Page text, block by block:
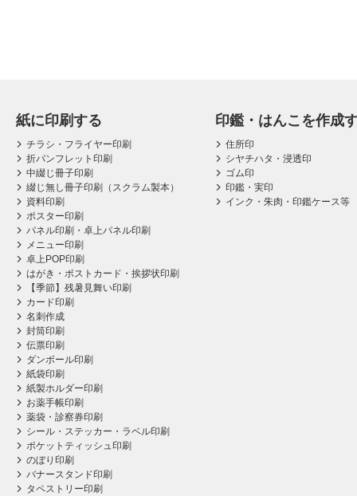
紙に印刷する
チラシ・フライヤー印刷
折パンフレット印刷
中綴じ冊子印刷
綴じ無し冊子印刷（スクラム製本）
資料印刷
ポスター印刷
パネル印刷・卓上パネル印刷
メニュー印刷
卓上POP印刷
はがき・ポストカード・挨拶状印刷
【季節】残暑見舞い印刷
カード印刷
名刺作成
封筒印刷
伝票印刷
ダンボール印刷
紙袋印刷
紙製ホルダー印刷
お薬手帳印刷
薬袋・診察券印刷
シール・ステッカー・ラベル印刷
ポケットティッシュ印刷
のぼり印刷
バナースタンド印刷
タペストリー印刷
印鑑・はんこを作成
住所印
シヤチハタ・浸透印
ゴム印
印鑑・実印
インク・朱肉・印鑑ケース等